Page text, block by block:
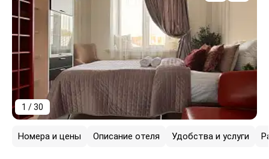
1 / 30
Номера и цены Описание отеля Удобства и услуги